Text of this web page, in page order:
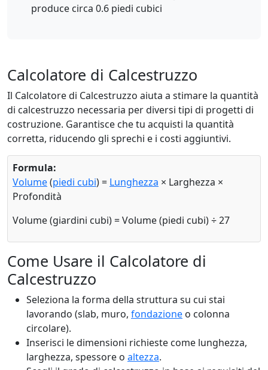
produce circa 0.6 piedi cubici
Calcolatore di Calcestruzzo
Il Calcolatore di Calcestruzzo aiuta a stimare la quantità
di calcestruzzo necessaria per diversi tipi di progetti di
costruzione. Garantisce che tu acquisti la quantità
corretta, riducendo gli sprechi e i costi aggiuntivi.
Formula:
Volume(piedi cubi) = Lunghezza × Larghezza ×
Profondità
Volume (giardini cubi) = Volume (piedi cubi) ÷ 27
Come Usare il Calcolatore di
Calcestruzzo
Seleziona la forma della struttura su cui stai
lavorando (slab, muro, fondazione o colonna
circolare).
Inserisci le dimensioni richieste come lunghezza,
larghezza, spessore o altezza.